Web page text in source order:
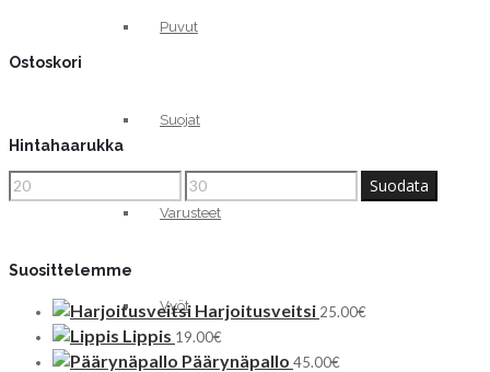
Puvut
Suojat
Varusteet
Vyöt
Ostoskori
Hintahaarukka
Minimihinta Maksimihinta Suodata
Suosittelemme
Harjoitusveitsi 25.00€
Lippis 19.00€
Päärynäpallo 45.00€